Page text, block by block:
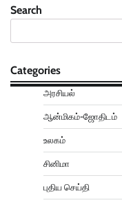
Search
Categories
அரசியல்
ஆன்மிகம்-ஜோதிடம்
உலகம்
சினிமா
புதிய செய்தி